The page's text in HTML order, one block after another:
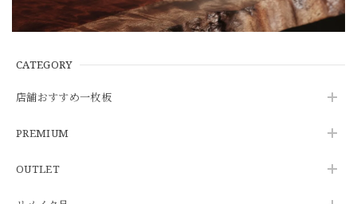
CATEGORY
店舗おすすめ一枚板
PREMIUM
OUTLET